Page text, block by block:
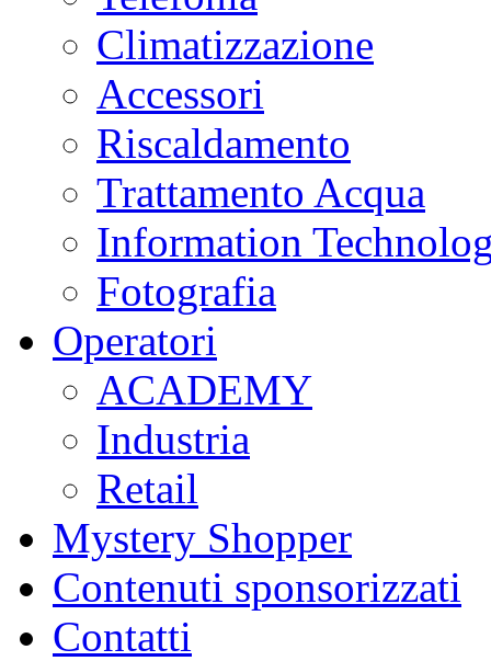
Climatizzazione
Accessori
Riscaldamento
Trattamento Acqua
Information
Fotografia
Operatori
ACADEMY
Industria
Retail
Mystery Shopper
Contenuti sponsorizzati
Contatti